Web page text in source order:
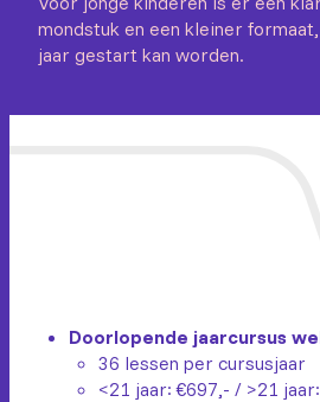
mondstuk en een kleiner
jaar gestart kan worden.
Doorlopende jaarcursus
36 lessen per cursusjaar
<21 jaar: €697,- / >21